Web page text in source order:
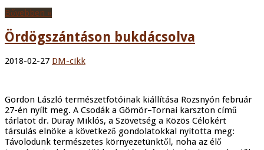
Bővebben »
Ördögszántáson bukdácsolva
2018-02-27 DM-cikk
Gordon László természetfotóinak kiállítása Rozsnyón február
27-én nyílt meg. A Csodák a Gömör–Tornai karszton című
tárlatot dr. Duray Miklós, a Szövetség a Közös Célokért
társulás elnöke a következő gondolatokkal nyitotta meg:
Távolodunk természetes környezetünktől, noha az élő